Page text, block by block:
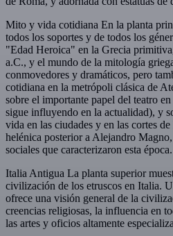
Mito y vida cotidiana En la planta
todos los soportes y de todos los
"Edad Heroica" en la Grecia
a.C., y el mundo de la mitología
conmovedores y dramáticos, pero
cotidiana en la metrópoli clásica de
sobre el importante papel del teatro
sigue influyendo en la actualidad), y
vida en las ciudades y en las cortes
helénica posterior a Alejandro
sociales que caracterizaron esta época.
Italia Antigua La planta superior
civilización de los etruscos en Italia.
ofrece una visión general de la
creencias religiosas, la influencia en
las artes y oficios altamente